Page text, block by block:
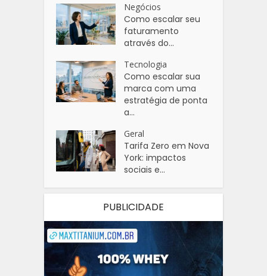
Negócios
Como escalar seu
faturamento
através do...
Tecnologia
Como escalar sua
marca com uma
estratégia de ponta
a...
Geral
Tarifa Zero em Nova
York: impactos
sociais e...
PUBLICIDADE